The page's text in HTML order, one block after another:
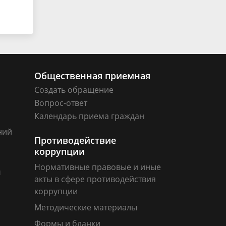
Общественная приемная
Создать обращение
Вопрос-ответ
Календарь приема граждан
Противодействие
коррупции
Нормативные правовые и иные
акты в сфере противодействия
коррупции
Методические материалы
Формы и бланки